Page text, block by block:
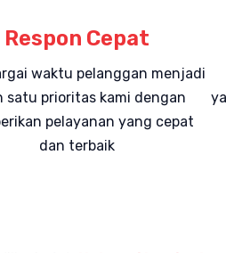
Respon Cepat
waktu pelanggan menjadi
satu prioritas kami dengan
pelayanan yang cepat
dan terbaik